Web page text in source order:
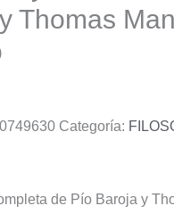
Thomas
Categoría:
de Pío Baroja y